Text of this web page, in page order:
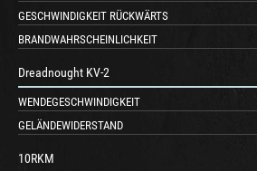
GESCHWINDIGKEIT RÜCKWÄRTS
BRANDWAHRSCHEINLICHKEIT
Dreadnought KV-2
WENDEGESCHWINDIGKEIT
GELÄNDEWIDERSTAND
10RKM